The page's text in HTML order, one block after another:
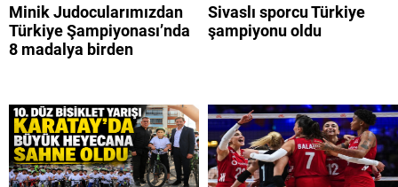
Minik Judocularımızdan
Türkiye Şampiyonası’nda
8 madalya birden
Sivaslı sporcu Türkiye
şampiyonu oldu